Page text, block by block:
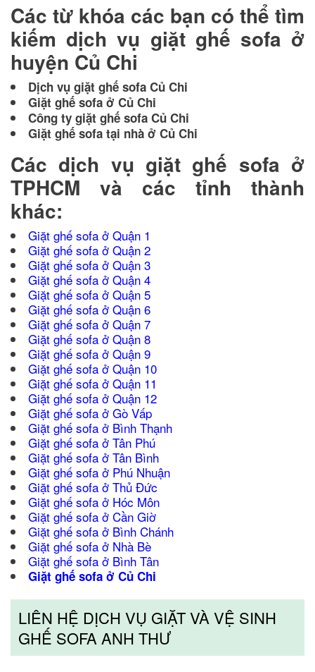
Các từ khóa các bạn có thể tìm
kiếm dịch vụ giặt ghế sofa ở
huyện Củ Chi
Dịch vụ giặt ghế sofa Củ Chi
Giặt ghế sofa ở Củ Chi
Công ty giặt ghế sofa Củ Chi
Giặt ghế sofa tại nhà ở Củ Chi
Các dịch vụ giặt ghế sofa ở
TPHCM và các tỉnh thành
khác:
Giặt ghế sofa ở Quận 1
Giặt ghế sofa ở Quận 2
Giặt ghế sofa ở Quận 3
Giặt ghế sofa ở Quận 4
Giặt ghế sofa ở Quận 5
Giặt ghế sofa ở Quận 6
Giặt ghế sofa ở Quận 7
Giặt ghế sofa ở Quận 8
Giặt ghế sofa ở Quận 9
Giặt ghế sofa ở Quận 10
Giặt ghế sofa ở Quận 11
Giặt ghế sofa ở Quận 12
Giặt ghế sofa ở Gò Vấp
Giặt ghế sofa ở Bình Thạnh
Giặt ghế sofa ở Tân Phú
Giặt ghế sofa ở Tân Bình
Giặt ghế sofa ở Phú Nhuận
Giặt ghế sofa ở Thủ Đức
Giặt ghế sofa ở Hóc Môn
Giặt ghế sofa ở Cần Giờ
Giặt ghế sofa ở Bình Chánh
Giặt ghế sofa ở Nhà Bè
Giặt ghế sofa ở Bình Tân
Giặt ghế sofa ở Củ Chi
LIÊN HỆ DỊCH VỤ GIẶT VÀ VỆ SINH
GHẾ SOFA ANH THƯ